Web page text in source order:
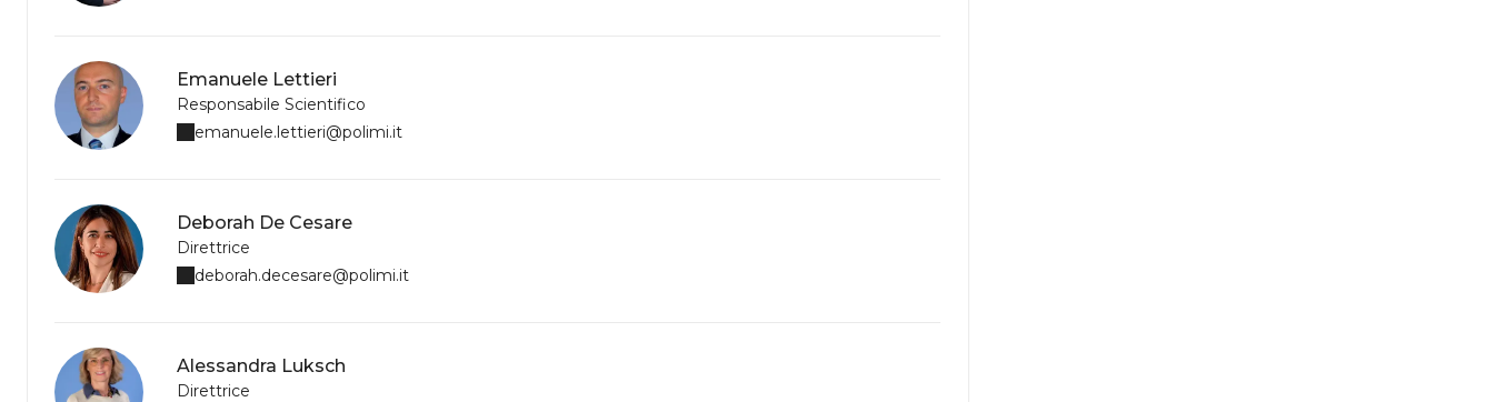
Emanuele Lettieri
Responsabile Scientifico
emanuele.lettieri@polimi.it
Deborah De Cesare
Direttrice
deborah.decesare@polimi.it
Alessandra Luksch
Direttrice